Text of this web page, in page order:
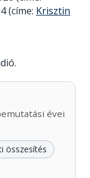
(címe: Krisztin
évei
összesítés